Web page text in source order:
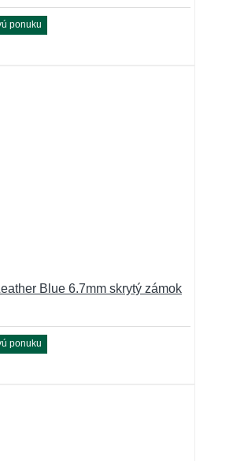
ponuku
Blue 6.7mm skrytý zámok
ponuku